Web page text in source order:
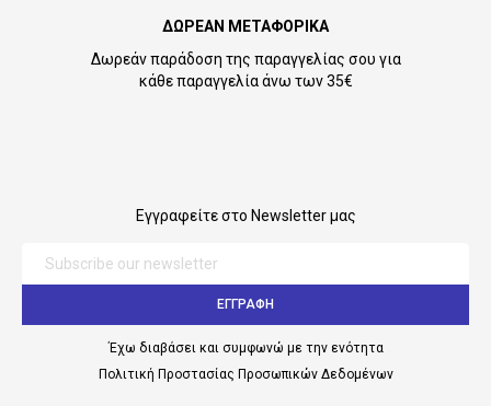
ΔΩΡΕΑΝ ΜΕΤΑΦΟΡΙΚΑ
Δωρεάν παράδοση της παραγγελίας σου για
κάθε παραγγελία άνω των 35€
Εγγραφείτε στο Newsletter μας
ΕΓΓΡΑΦΗ
Έχω διαβάσει και συμφωνώ με την ενότητα
Πολιτική Προστασίας Προσωπικών Δεδομένων